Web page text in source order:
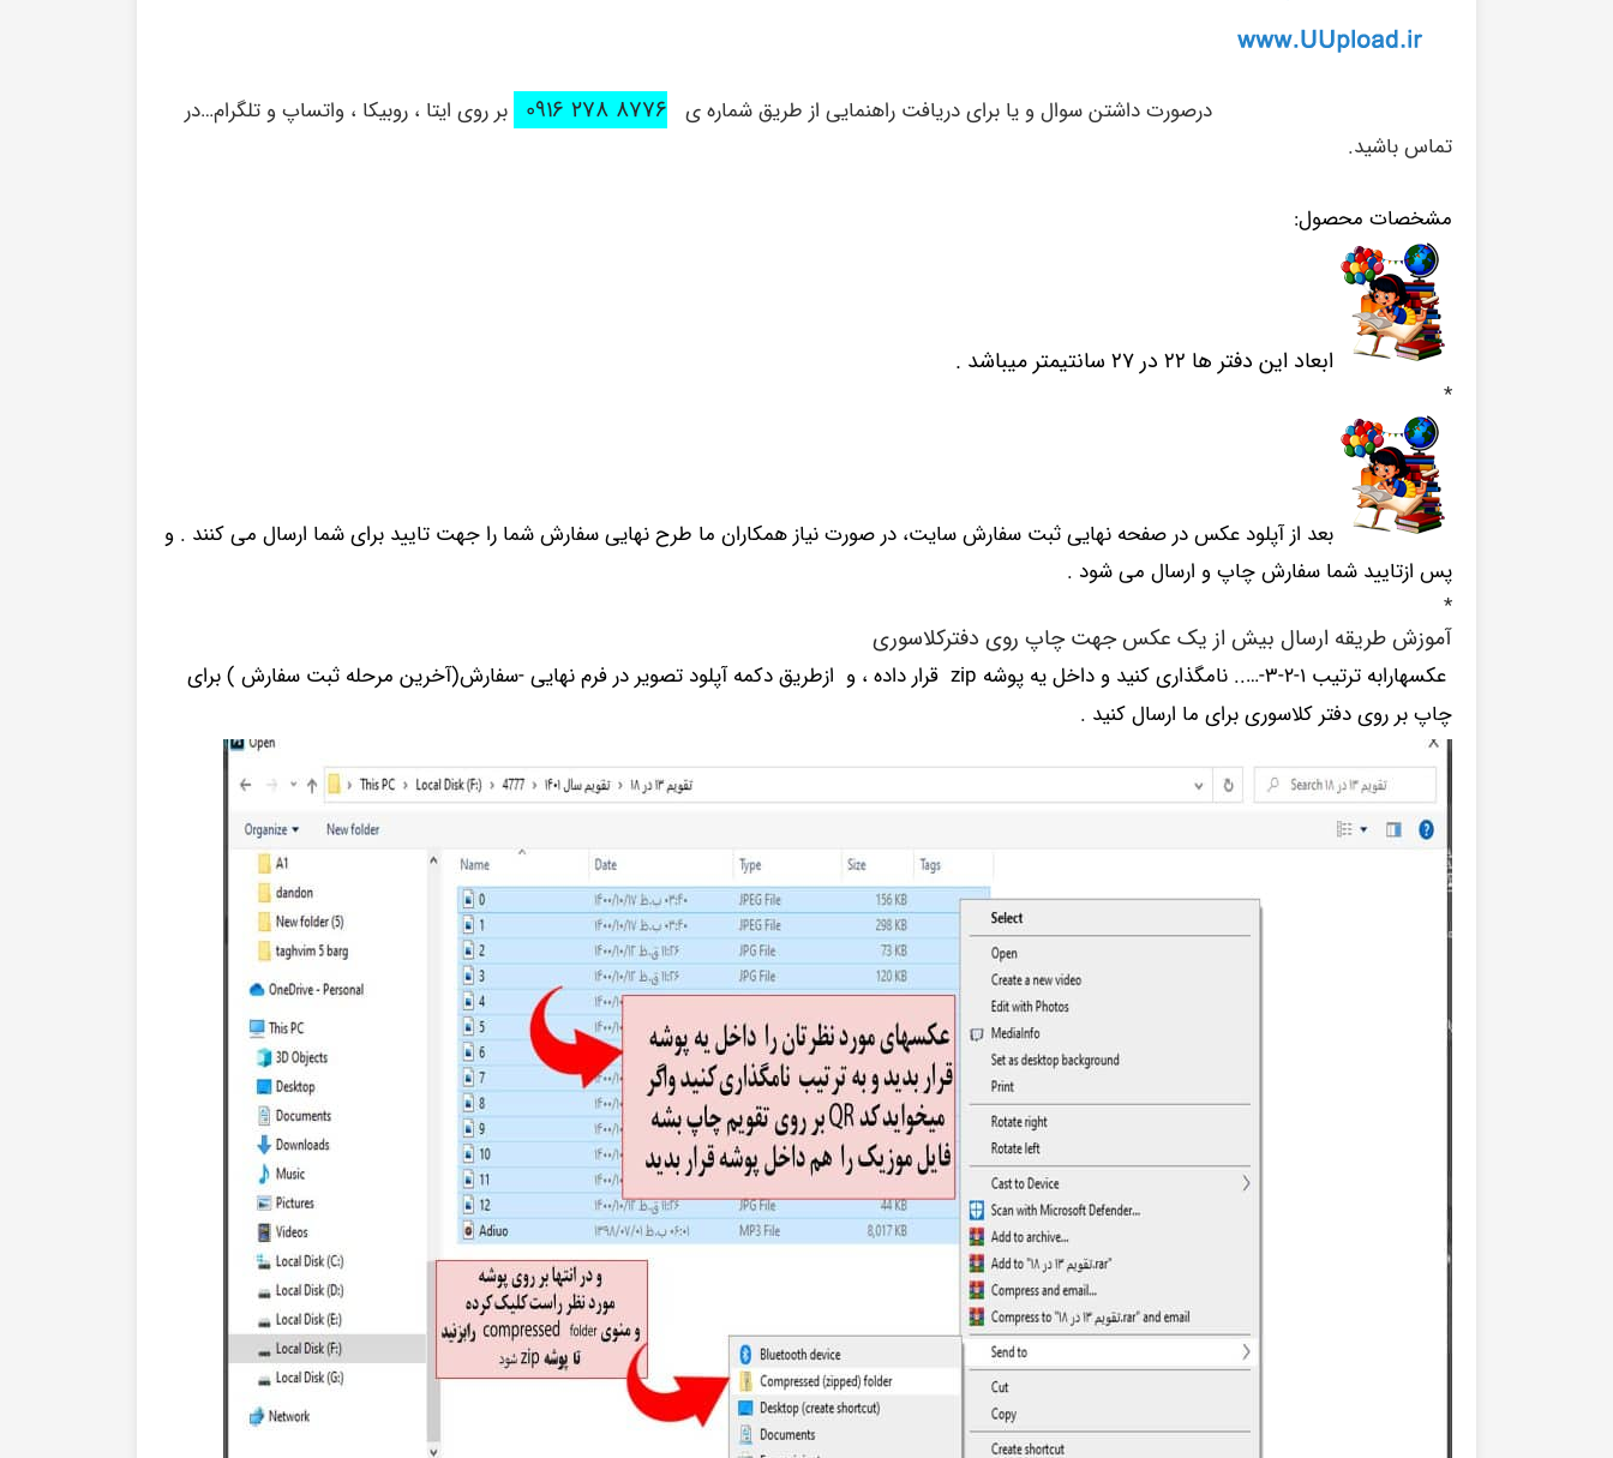
درصورت داشتن سوال و یا برای دریافت راهنمایی از طریق شماره ی ۸۷۷۶ ۲۷۸ ۰۹۱۶
بر روی ایتا ، روبیکا ، واتساپ و تلگرام…در
تماس باشید.
مشخصات محصول:
ابعاد این دفتر ها ۲۲ در ۲۷ سانتیمتر میباشد .
*
بعد از آپلود عکس در صفحه نهایی ثبت سفارش سایت، در صورت نیاز همکاران ما طرح نهایی سفارش شما را جهت تایید برای شما ارسال می کنند . و
پس ازتایید شما سفارش چاپ و ارسال می شود .
*
آموزش طریقه ارسال بیش از یک عکس جهت چاپ روی دفترکلاسوری
عکسهارابه ترتیب 1-2-3-….. نامگذاری کنید و داخل یه پوشه zip قرار داده ، و ازطریق دکمه آپلود تصویر در فرم نهایی -سفارش(آخرین مرحله ثبت سفارش ) برای
چاپ بر روی دفتر کلاسوری برای ما ارسال کنید .